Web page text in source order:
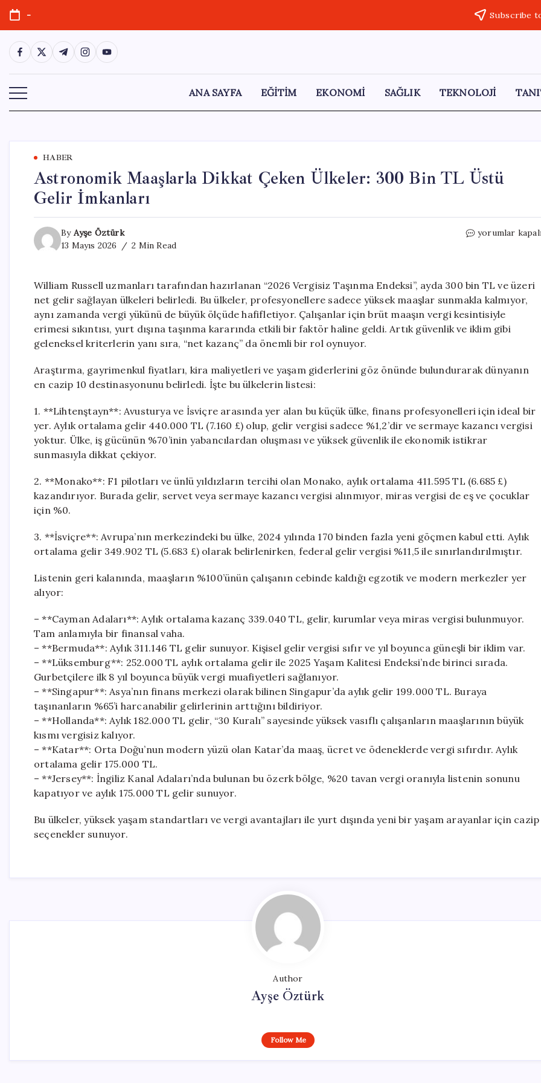
Skip
content
- Subscribe
https://www.facebook.com/
https://twitter.com/
https://t.me/
https://www.instagram.com/
https://youtube.com/
ANA SAYFA EĞİTİM EKONOMİ SAĞLIK TEKNOLOJİ
HABER
Astronomik Maaşlarla Dikkat Çeken Ülkeler: 300 Bin TL Üstü
Gelir İmkanları
By Ayşe Öztürk
13 Mayıs 2026
2 Min Read
Astronomik
Ülkeler:
300
TL
Üstü
için
yorumlar
William Russell uzmanları tarafından hazırlanan “2026 Vergisiz Taşınma Endeksi”, ayda 300 bin TL ve üzeri
net gelir sağlayan ülkeleri belirledi. Bu ülkeler, profesyonellere sadece yüksek maaşlar sunmakla kalmıyor,
aynı zamanda vergi yükünü de büyük ölçüde hafifletiyor. Çalışanlar için brüt maaşın vergi kesintisiyle
erimesi sıkıntısı, yurt dışına taşınma kararında etkili bir faktör haline geldi. Artık güvenlik ve iklim gibi
geleneksel kriterlerin yanı sıra, “net kazanç” da önemli bir rol oynuyor.
Araştırma, gayrimenkul fiyatları, kira maliyetleri ve yaşam giderlerini göz önünde bulundurarak dünyanın
en cazip 10 destinasyonunu belirledi. İşte bu ülkelerin listesi:
1. **Lihtenştayn**: Avusturya ve İsviçre arasında yer alan bu küçük ülke, finans profesyonelleri için ideal bir
yer. Aylık ortalama gelir 440.000 TL (7.160 £) olup, gelir vergisi sadece %1,2’dir ve sermaye kazancı vergisi
yoktur. Ülke, iş gücünün %70’inin yabancılardan oluşması ve yüksek güvenlik ile ekonomik istikrar
sunmasıyla dikkat çekiyor.
2. **Monako**: F1 pilotları ve ünlü yıldızların tercihi olan Monako, aylık ortalama 411.595 TL (6.685 £)
kazandırıyor. Burada gelir, servet veya sermaye kazancı vergisi alınmıyor, miras vergisi de eş ve çocuklar
için %0.
3. **İsviçre**: Avrupa’nın merkezindeki bu ülke, 2024 yılında 170 binden fazla yeni göçmen kabul etti. Aylık
ortalama gelir 349.902 TL (5.683 £) olarak belirlenirken, federal gelir vergisi %11,5 ile sınırlandırılmıştır.
Listenin geri kalanında, maaşların %100’ünün çalışanın cebinde kaldığı egzotik ve modern merkezler yer
alıyor:
– **Cayman Adaları**: Aylık ortalama kazanç 339.040 TL, gelir, kurumlar veya miras vergisi bulunmuyor.
Tam anlamıyla bir finansal vaha.
– **Bermuda**: Aylık 311.146 TL gelir sunuyor. Kişisel gelir vergisi sıfır ve yıl boyunca güneşli bir iklim var.
– **Lüksemburg**: 252.000 TL aylık ortalama gelir ile 2025 Yaşam Kalitesi Endeksi’nde birinci sırada.
Gurbetçilere ilk 8 yıl boyunca büyük vergi muafiyetleri sağlanıyor.
– **Singapur**: Asya’nın finans merkezi olarak bilinen Singapur’da aylık gelir 199.000 TL. Buraya
taşınanların %65’i harcanabilir gelirlerinin arttığını bildiriyor.
– **Hollanda**: Aylık 182.000 TL gelir, “30 Kuralı” sayesinde yüksek vasıflı çalışanların maaşlarının büyük
kısmı vergisiz kalıyor.
– **Katar**: Orta Doğu’nun modern yüzü olan Katar’da maaş, ücret ve ödeneklerde vergi sıfırdır. Aylık
ortalama gelir 175.000 TL.
– **Jersey**: İngiliz Kanal Adaları’nda bulunan bu özerk bölge, %20 tavan vergi oranıyla listenin sonunu
kapatıyor ve aylık 175.000 TL gelir sunuyor.
Bu ülkeler, yüksek yaşam standartları ve vergi avantajları ile yurt dışında yeni bir yaşam arayanlar için cazip
seçenekler sunuyor.
Author
Ayşe Öztürk
Follow Me